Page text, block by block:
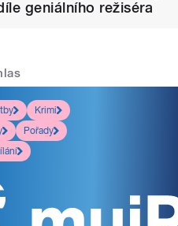
geniálního režiséra
Krimi
Pořady